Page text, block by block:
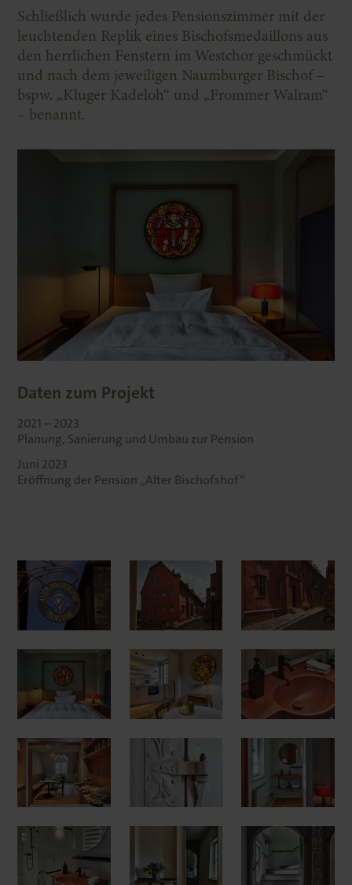
Schließlich wurde jedes Pensionszimmer mit der
leuchtenden Replik eines Bischofsmedaillons aus
den herrlichen Fenstern im Westchor geschmückt
und nach dem jeweiligen Naumburger Bischof –
bspw. „Kluger Kadeloh“ und „Frommer Walram“
– benannt.
Daten zum Projekt
2021 – 2023
Planung, Sanierung und Umbau zur Pension
Juni 2023
Eröffnung der Pension „Alter Bischofshof“